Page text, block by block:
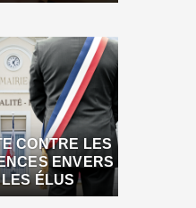
CONTRE LES
ENVERS
LES ÉLUS